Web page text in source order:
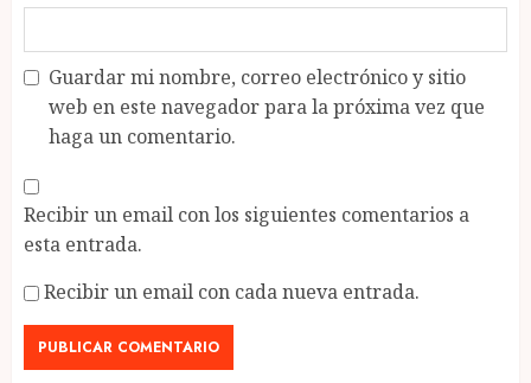
Guardar mi nombre, correo electrónico y sitio
web en este navegador para la próxima vez que
haga un comentario.
Recibir un email con los siguientes comentarios a
esta entrada.
Recibir un email con cada nueva entrada.